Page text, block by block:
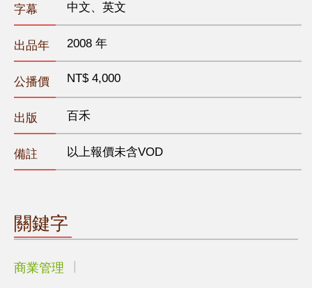
字幕 中文、英文
出品年 2008 年
公播價 NT$ 4,000
出版 百禾
備註 以上報價未含VOD
關鍵字
商業管理